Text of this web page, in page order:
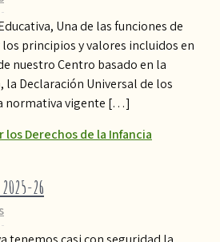
Una de las funciones de
los principios y valores incluidos en
nuestro Centro basado en la
Declaración Universal de los
normativa vigente […]
Derechos de la Infancia
26